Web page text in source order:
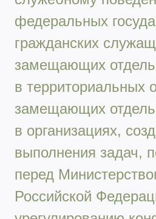
федеральных
гражданских
замещающих
в территориальных
замещающих
в организациях,
выполнения задач,
перед
Российской